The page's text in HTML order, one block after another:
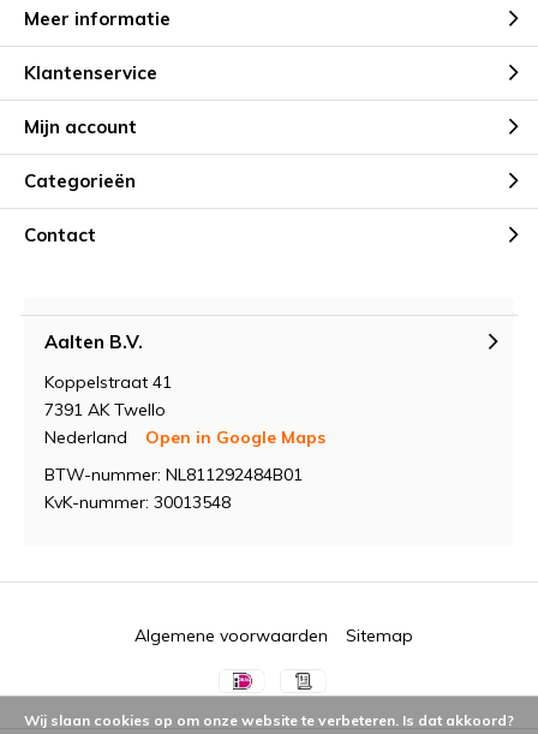
Meer informatie
Klantenservice
Mijn account
Categorieën
Contact
Aalten B.V.
Koppelstraat 41
7391 AK Twello
Nederland
Open in Google Maps
BTW-nummer: NL811292484B01
KvK-nummer: 30013548
Algemene voorwaarden Sitemap
Wij slaan cookies op om onze website te verbeteren. Is dat akkoord?